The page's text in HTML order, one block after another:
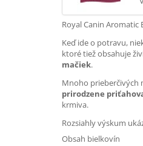
Royal Canin
Keď ide o potravu,
ktoré tiež obsahuje
mačiek.
Mnoho prieberčivých
prirodzene
krmiva.
Rozsiahly výskum
Obsah bielkovín